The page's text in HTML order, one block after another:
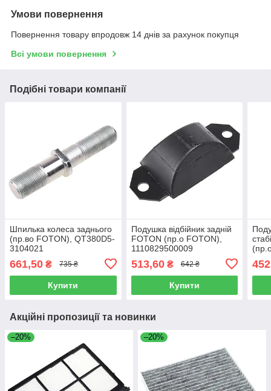
Умови повернення
Повернення товару впродовж 14 днів за рахунок покупця
Всі умови повернення
Подібні товари компанії
Шпилька колеса заднього
(пр.во FOTON), QT380D5-
3104021
661,50 ₴ 735 ₴
Купити
Подушка відбійник задній
FOTON (пр.о FOTON),
1110829500009
513,60₴ 642 ₴
Купити
Акційні пропозиції та новинки
–20% –20%